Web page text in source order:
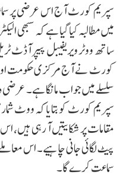
سپریم کورٹ آج اس عرضی پر
میں مطالبہ کیا گیا ہے کہ سبھی
ساتھ ووٹر ویریفیبل پیپر آڈٹ
کورٹ نے آج مرکزی حکومت اور
سلسلے میں جواب مانگا ہے۔
سپریم کورٹ کو بتایا کہ ووٹ
مقامات پر شکایتیں آ رہی
پیٹ لگائی جانی چاہیے۔ اس
سماعت کرے گا۔